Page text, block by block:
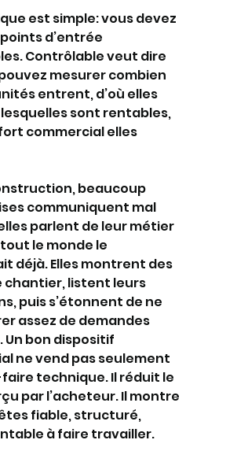
est simple: vous devez
d’entrée
Contrôlable veut dire
mesurer combien
entrent, d’où elles
sont rentables,
commercial elles
beaucoup
communiquent mal
parlent de leur métier
le monde le
déjà. Elles montrent des
chantier, listent leurs
puis s’étonnent de ne
assez de demandes
Un bon dispositif
ne vend pas seulement
technique. Il réduit le
par l’acheteur. Il montre
fiable, structuré,
à faire travailler.